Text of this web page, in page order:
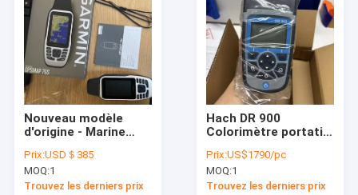
Au sujet de nous
Visite d'usine
Contrôle de qualité
Demandez une citation
Nouveau modèle
d'origine - Marine
Garmin gpsmap 78s.
Modèle alternatif:
Garmin gpsmap 79s.
Prix:USD＄385
MOQ:1
Trouvez les derniers prix
Hach DR 900
Colorimètre portatif
paramètres
Prix:US$1790/pc
MOQ:1
Trouvez les derniers prix